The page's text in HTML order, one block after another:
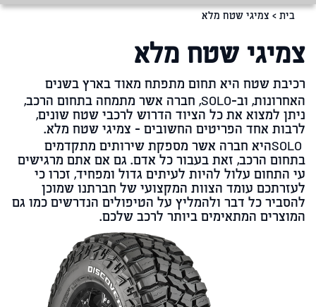
בית > צמיגי שטח מלא
צמיגי שטח מלא
רכיבת שטח היא תחום מתפתח מאוד בארץ בשנים
האחרונות, וב-SOLO, חברה אשר מתמחה בתחום הרכב,
ניתן למצוא את כל הציוד הדרוש לרכבי שטח שונים,
לרבות אחד הפריטים החשובים - צמיגי שטח מלא.
SOLOהיא חברה אשר מספקת שירותים מתקדמים
בתחום הרכב, זאת בעבור כל אדם. גם אם אתם מרגישים
עי התחום עלול להיות לעיתים גדול ומפחיד, זכרו כי
לעזרתכם עומד הצוות המקצועי של חברתנו שמוכן
להסביר כל דבר ולהמליץ על הטיפולים הנדרשים כמו גם
המוצרים המתאימים ביותר לרכב שלכם.